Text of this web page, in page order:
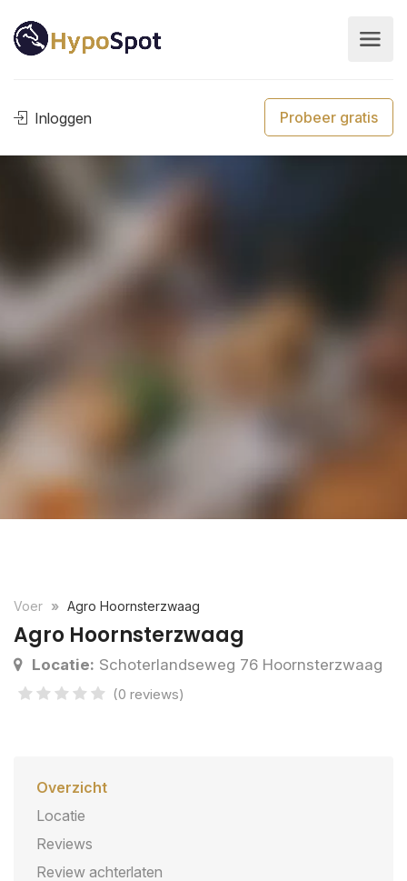
Inloggen Probeer gratis
Voer Agro Hoornsterzwaag
Agro Hoornsterzwaag
Locatie: Schoterlandseweg 76 Hoornsterzwaag
(0 reviews)
Overzicht
Locatie
Reviews
Review achterlaten